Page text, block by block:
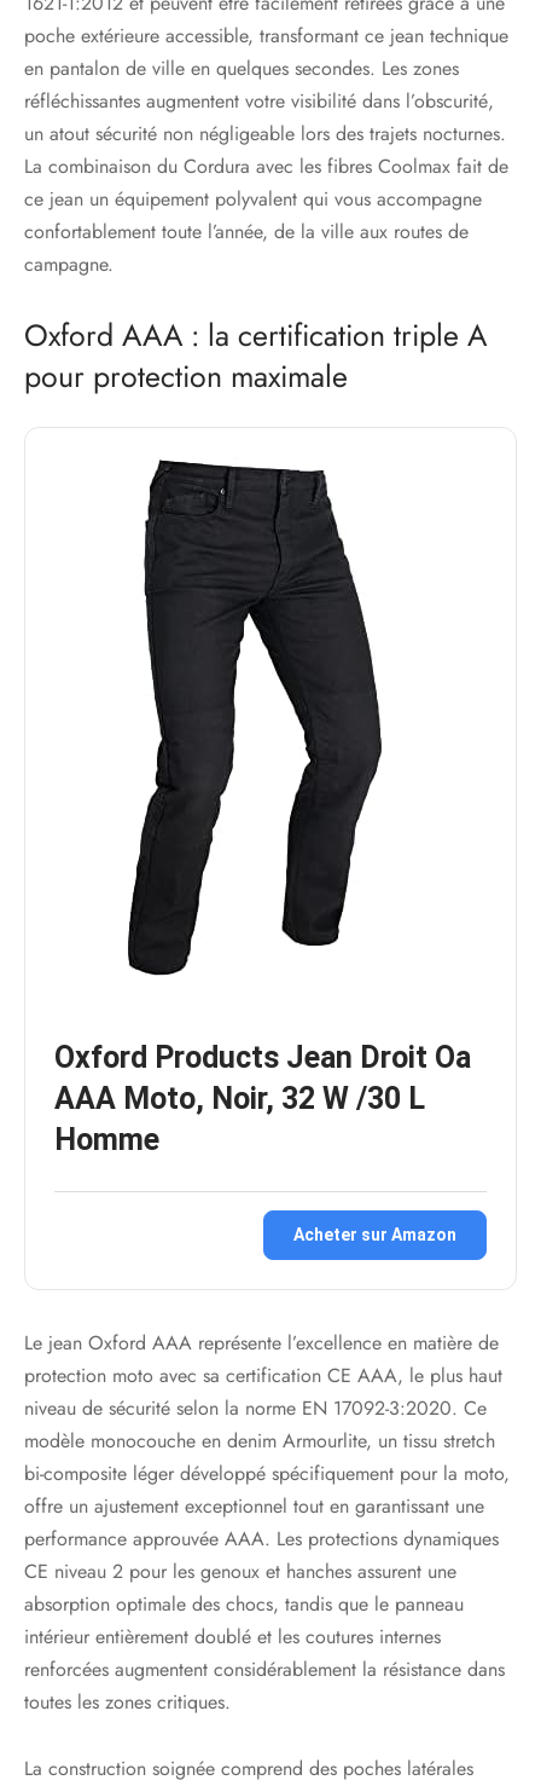
poche extérieure accessible, transformant ce jean technique
en pantalon de ville en quelques secondes. Les zones
réfléchissantes augmentent votre visibilité dans l’obscurité,
un atout sécurité non négligeable lors des trajets nocturnes.
La combinaison du Cordura avec les fibres Coolmax fait de
ce jean un équipement polyvalent qui vous accompagne
confortablement toute l’année, de la ville aux routes de
campagne.
Oxford AAA : la certification triple A
pour protection maximale
Oxford Products Jean Droit Oa
AAA Moto, Noir, 32 W /30 L
Homme
Acheter sur Amazon
Le jean Oxford AAA représente l’excellence en matière de
protection moto avec sa certification CE AAA, le plus haut
niveau de sécurité selon la norme EN 17092-3:2020. Ce
modèle monocouche en denim Armourlite, un tissu stretch
bi-composite léger développé spécifiquement pour la moto,
offre un ajustement exceptionnel tout en garantissant une
performance approuvée AAA. Les protections dynamiques
CE niveau 2 pour les genoux et hanches assurent une
absorption optimale des chocs, tandis que le panneau
intérieur entièrement doublé et les coutures internes
renforcées augmentent considérablement la résistance dans
toutes les zones critiques.
La construction soignée comprend des poches latérales